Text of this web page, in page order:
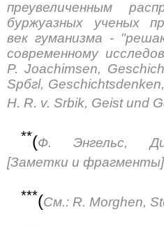
преувеличенным
буржуазных ученых
век гуманизма -
современному
P. Joachimsen,
Spбгl,
H. R. v. Srbik, Geist und
**(Ф. Энгельс,
[Заметки и
***(См.: R. Morghen,